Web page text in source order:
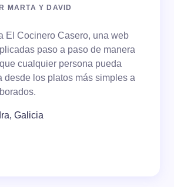
MARTA Y DAVID
El Cocinero Casero, una web
paso a paso de manera
cualquier persona pueda
desde los platos más simples a
Galicia